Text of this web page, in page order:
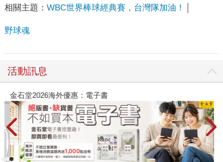
相關主題： WBC世界棒球經典賽，台灣隊加油！
野球魂
活動訊息
金石堂2026海外優惠：電子書